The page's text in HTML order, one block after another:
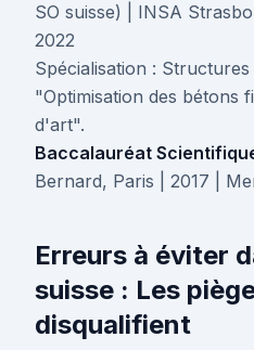
SO suisse) | INSA
2022
Spécialisation :
"Optimisation des bétons
d'art".
Baccalauréat
Bernard, Paris | 2017 |
Erreurs à éviter
suisse : Les
disqualifient